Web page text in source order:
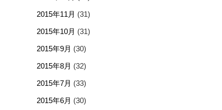
2015年11月 (31)
2015年10月 (31)
2015年9月 (30)
2015年8月 (32)
2015年7月 (33)
2015年6月 (30)